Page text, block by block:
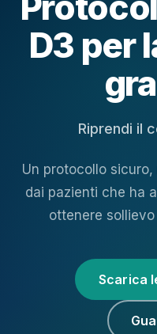
Video
Blog
D3 per
Riprendi il
Un protocollo
dai pazienti che ha
ottenere
Scarica